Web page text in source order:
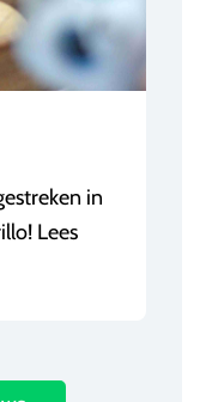
in
Lees